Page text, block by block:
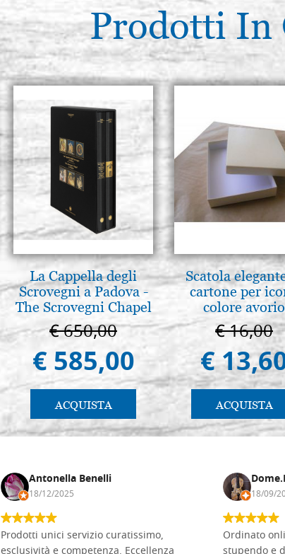
Prodotti In
La Cappella degli
Scrovegni a Padova -
The Scrovegni Chapel
in Padua
€ 650,00
€ 585,00
ACQUISTA
Scatola
cartone per
colore avorio
€ 16,00
€
ACQUISTA
Antonella Benelli
18/12/2025
Prodotti unici servizio curatissimo,
18/09/
Ordinato